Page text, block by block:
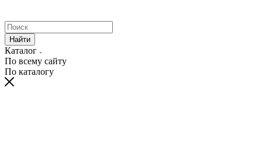
Найти
Каталог
По всему сайту
По каталогу